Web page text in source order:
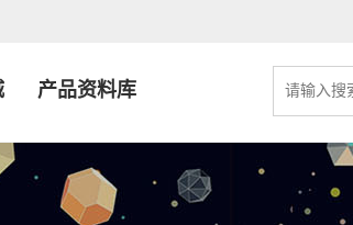
产品资料库